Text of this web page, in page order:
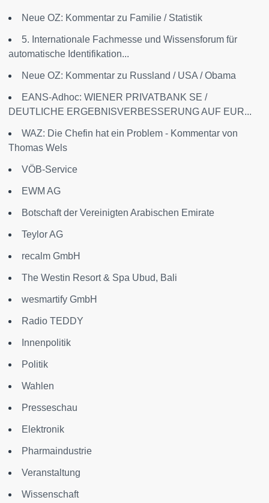
Neue OZ: Kommentar zu Familie / Statistik
5. Internationale Fachmesse und Wissensforum für
automatische Identifikation...
Neue OZ: Kommentar zu Russland / USA / Obama
EANS-Adhoc: WIENER PRIVATBANK SE /
DEUTLICHE ERGEBNISVERBESSERUNG AUF EUR...
WAZ: Die Chefin hat ein Problem - Kommentar von
Thomas Wels
VÖB-Service
EWM AG
Botschaft der Vereinigten Arabischen Emirate
Teylor AG
recalm GmbH
The Westin Resort & Spa Ubud, Bali
wesmartify GmbH
Radio TEDDY
Innenpolitik
Politik
Wahlen
Presseschau
Elektronik
Pharmaindustrie
Veranstaltung
Wissenschaft